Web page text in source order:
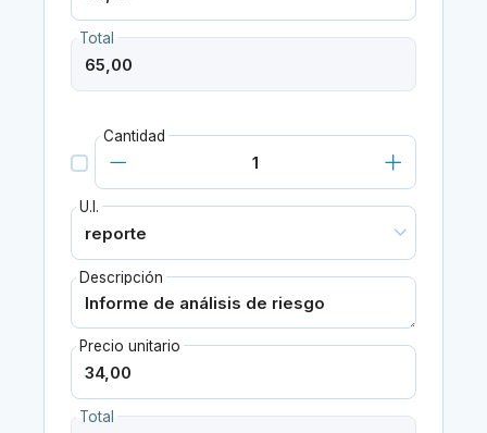
Total
Cantidad
U.I.
Descripción
Precio unitario
Total